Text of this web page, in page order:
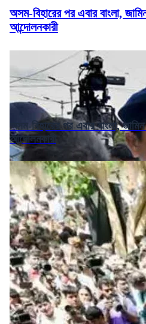
অসম-বিহারের পর এবার বাংলা,
আন্দোলনকারী
অসম-বিহারের পর এবার বাংলা,
আন্দোলনকারী